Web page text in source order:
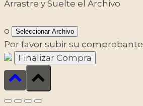
Arrastre y Suelte el Archivo
o Seleccionar Archivo
Por favor subir su comprobante